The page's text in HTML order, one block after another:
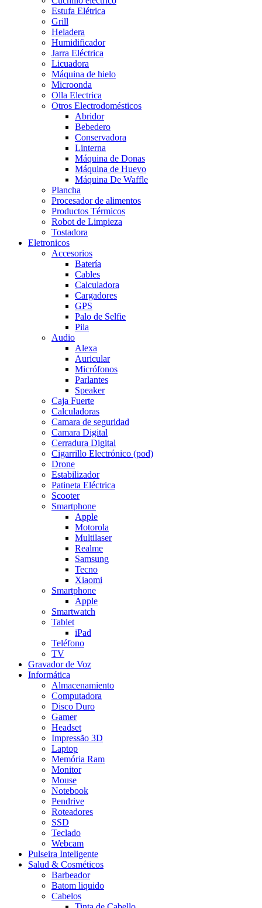
Estufa Elétrica
Grill
Heladera
Humidificador
Jarra Eléctrica
Licuadora
Máquina de hielo
Microonda
Olla Electrica
Otros Electrodomésticos
Abridor
Bebedero
Conservadora
Linterna
Máquina de Donas
Máquina de Huevo
Máquina De Waffle
Plancha
Procesador de alimentos
Productos Térmicos
Robot de Limpieza
Tostadora
Eletronicos
Accesorios
Batería
Cables
Calculadora
Cargadores
GPS
Palo de Selfie
Pila
Audio
Alexa
Auricular
Micrófonos
Parlantes
Speaker
Caja Fuerte
Calculadoras
Camara de seguridad
Camara Digital
Cerradura Digital
Cigarrillo Electrónico (pod)
Drone
Estabilizador
Patineta Eléctrica
Scooter
Smartphone
Apple
Motorola
Multilaser
Realme
Samsung
Tecno
Xiaomi
Smartphone
Apple
Smartwatch
Tablet
iPad
Teléfono
TV
Gravador de Voz
Informática
Almacenamiento
Computadora
Disco Duro
Gamer
Headset
Impressão 3D
Laptop
Memória Ram
Monitor
Mouse
Notebook
Pendrive
Roteadores
SSD
Teclado
Webcam
Pulseira Inteligente
Salud & Cosméticos
Barbeador
Batom liquido
Cabelos